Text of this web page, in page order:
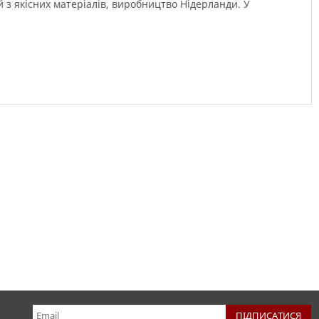
якісних матеріалів, виробництво Нідерланди. У